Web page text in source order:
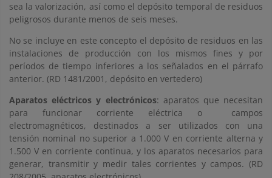
sea la valorización, así como el depósito temporal de residuos
peligrosos durante menos de seis meses.
No se incluye en este concepto el depósito de residuos en las
instalaciones de producción con los mismos fines y por
períodos de tiempo inferiores a los señalados en el párrafo
anterior. (RD 1481/2001, depósito en vertedero)
Aparatos eléctricos y electrónicos: aparatos que necesitan
para funcionar corriente eléctrica o campos
electromagnéticos, destinados a ser utilizados con una
tensión nominal no superior a 1.000 V en corriente alterna y
1.500 V en corriente continua, y los aparatos necesarios para
generar, transmitir y medir tales corrientes y campos. (RD